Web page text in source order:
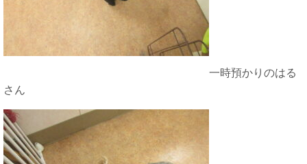
一時預かりのはる
さん